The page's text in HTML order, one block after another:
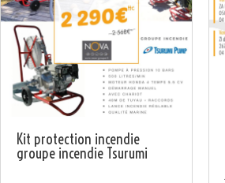
Kit protection incendie
groupe incendie Tsurumi